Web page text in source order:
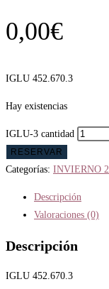
0,00€
IGLU 452.670.3
Hay existencias
IGLU-3 cantidad
RESERVAR
Categorías: INVIERNO
Descripción
Valoraciones (0)
Descripción
IGLU 452.670.3